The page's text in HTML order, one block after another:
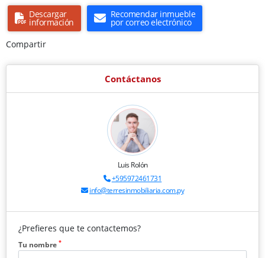
Descargar
información
Recomendar inmueble
por correo electrónico
Compartir
Contáctanos
Luis Rolón
+595972461731
info@terresinmobiliaria.com.py
¿Prefieres que te contactemos?
Tu nombre *